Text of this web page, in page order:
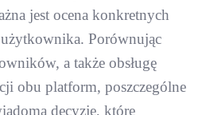
jest ocena konkretnych
Porównując
a także obsługę
obu platform, poszczególne
decyzję, które